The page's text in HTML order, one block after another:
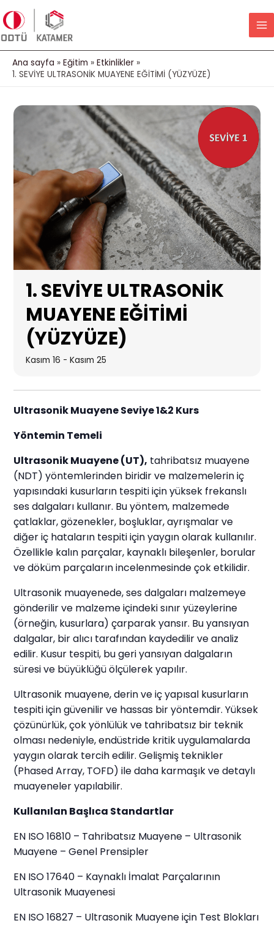
atla
Ana sayfa Eğitim
Etkinlikler
1. SEVİYE ULTRASONİK MUAYENE EĞİTİMİ (YÜZYÜZE)
1. SEVİYE ULTRASONİK
MUAYENE EĞİTİMİ
(YÜZYÜZE)
Kasım 16 -Kasım 25
Ultrasonik Muayene Seviye 1&2 Kurs
Yöntemin Temeli
Ultrasonik Muayene (UT), tahribatsız muayene
(NDT) yöntemlerinden biridir ve malzemelerin iç
yapısındaki kusurların tespiti için yüksek frekanslı
ses dalgaları kullanır. Bu yöntem, malzemede
çatlaklar, gözenekler, boşluklar, ayrışmalar ve
diğer iç hataların tespiti için yaygın olarak kullanılır.
Özellikle kalın parçalar, kaynaklı bileşenler, borular
ve döküm parçaların incelenmesinde çok etkilidir.
Ultrasonik muayenede, ses dalgaları malzemeye
gönderilir ve malzeme içindeki sınır yüzeylerine
(örneğin, kusurlara) çarparak yansır. Bu yansıyan
dalgalar, bir alıcı tarafından kaydedilir ve analiz
edilir. Kusur tespiti, bu geri yansıyan dalgaların
süresi ve büyüklüğü ölçülerek yapılır.
Ultrasonik muayene, derin ve iç yapısal kusurların
tespiti için güvenilir ve hassas bir yöntemdir. Yüksek
çözünürlük, çok yönlülük ve tahribatsız bir teknik
olması nedeniyle, endüstride kritik uygulamalarda
yaygın olarak tercih edilir. Gelişmiş teknikler
(Phased Array, TOFD) ile daha karmaşık ve detaylı
muayeneler yapılabilir.
Kullanılan Başlıca Standartlar
EN ISO 16810 – Tahribatsız Muayene – Ultrasonik
Muayene – Genel Prensipler
EN ISO 17640 – Kaynaklı İmalat Parçalarının
Ultrasonik Muayenesi
EN ISO 16827 – Ultrasonik Muayene için Test Blokları